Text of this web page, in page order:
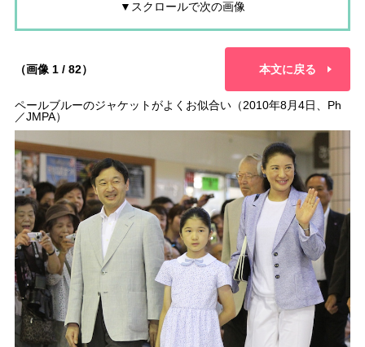
▼スクロールで次の画像
（画像 1 / 82） 本文に戻る
ペールブルーのジャケットがよくお似合い（2010年8月4日、Ph
／JMPA）